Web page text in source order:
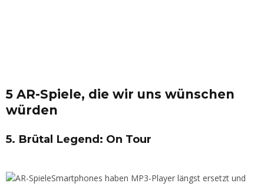
5 AR-Spiele, die wir uns wünschen
würden
5. Brütal Legend: On Tour
Smartphones haben MP3-Player längst ersetzt und